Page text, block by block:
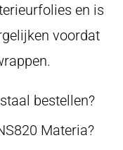
en is
voordat
bestellen?
Materia?